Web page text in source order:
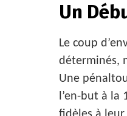
Un
Le coup
déterminés,
Une
l’en-but à